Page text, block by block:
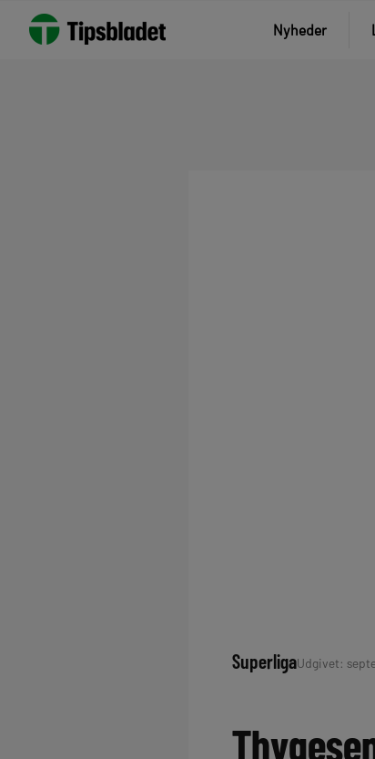
Nyheder
SuperligaUdgivet: